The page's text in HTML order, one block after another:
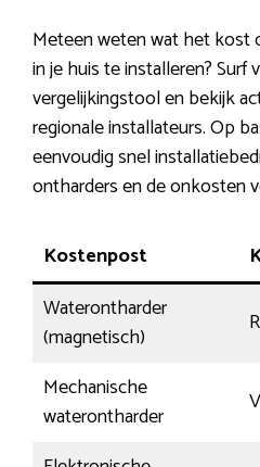
Meteen weten wat het kost
in je huis te installeren? Surf
vergelijkingstool en bekijk
regionale installateurs. Op
eenvoudig snel
ontharders en de onkosten
Kostenpost
Waterontharder
(magnetisch)
Mechanische
waterontharder